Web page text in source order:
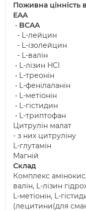
Поживна цінність
EAA
• BCAA
- L-лейцин
- L-ізолейцин
- L-валін
• L-лізин HCl
• L-треонін
• L-фенілаланін
• L-метіонін
• L-гістидин
• L-триптофан
Цитрулін малат
- з них цитруліну
L-глутамін
Магній
Склад
Комплекс
валін, L-лізин
L-метіонін, L-
(лецитини(для